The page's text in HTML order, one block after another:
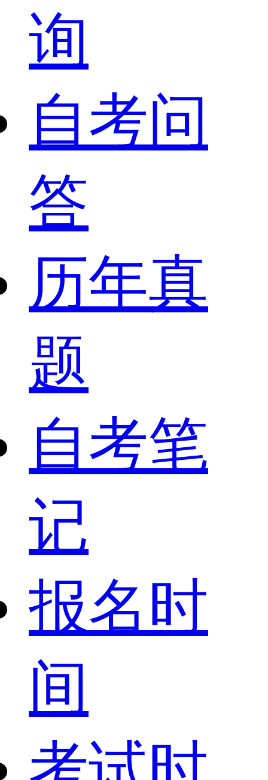
询
自考问
答
历年真
题
自考笔
记
报名时
间